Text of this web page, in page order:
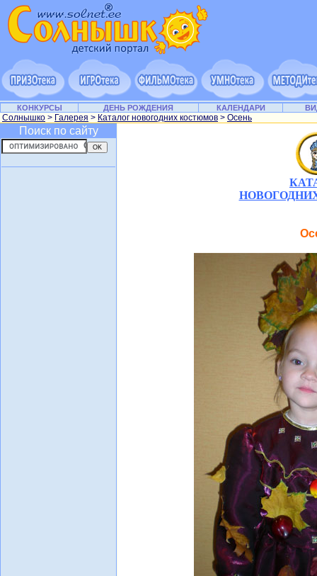
КОНКУРСЫ ДЕНЬ РОЖДЕНИЯ КАЛЕНДАРИ
Солнышко > Галерея > Каталог новогодних костюмов > Осень
Поиск по сайту